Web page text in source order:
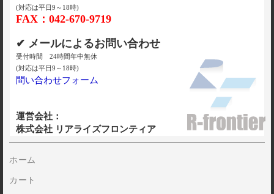
(対応は平日9～18時)
FAX：042-670-9719
✔ メールによるお問い合わせ
受付時間 24時間年中無休
(対応は平日9～18時)
問い合わせフォーム
運営会社：
株式会社 リアライズフロンティア
ホーム
カート